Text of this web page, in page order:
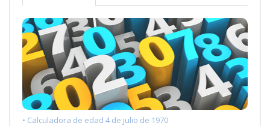
• Calculadora de edad 4 de julio de 1970